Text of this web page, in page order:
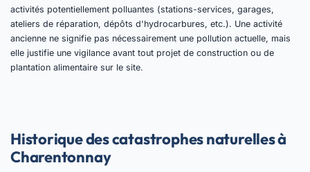
activités potentiellement polluantes (stations-services, garages,
ateliers de réparation, dépôts d'hydrocarbures, etc.). Une activité
ancienne ne signifie pas nécessairement une pollution actuelle, mais
elle justifie une vigilance avant tout projet de construction ou de
plantation alimentaire sur le site.
Historique des catastrophes naturelles à
Charentonnay